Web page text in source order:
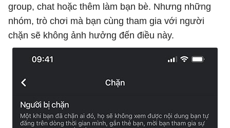
group, chat hoặc thêm làm bạn bè. Nhưng những
nhóm, trò chơi mà bạn cùng tham gia với người
chặn sẽ không ảnh hưởng đến điều này.